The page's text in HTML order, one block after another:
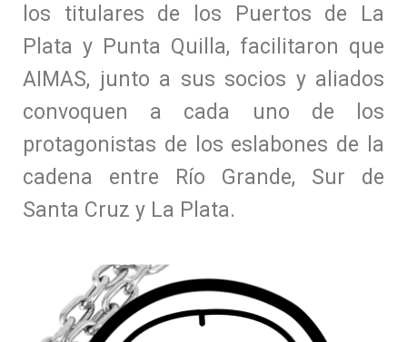
los titulares de los Puertos de La
Plata y Punta Quilla, facilitaron que
AIMAS, junto a sus socios y aliados
convoquen a cada uno de los
protagonistas de los eslabones de la
cadena entre Río Grande, Sur de
Santa Cruz y La Plata.